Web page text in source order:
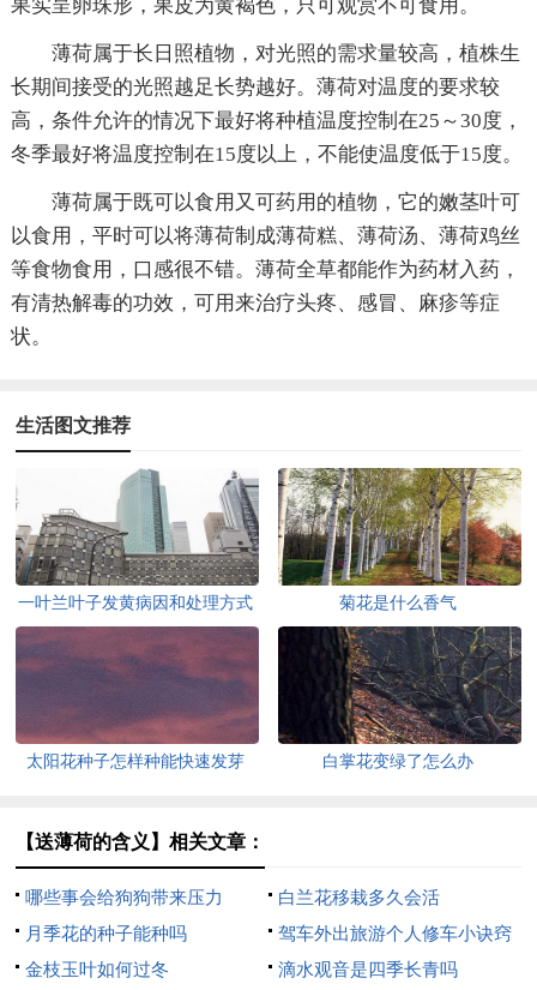
果实呈卵珠形，果皮为黄褐色，只可观赏不可食用。
薄荷属于长日照植物，对光照的需求量较高，植株生
长期间接受的光照越足长势越好。薄荷对温度的要求较
高，条件允许的情况下最好将种植温度控制在25～30度，
冬季最好将温度控制在15度以上，不能使温度低于15度。
薄荷属于既可以食用又可药用的植物，它的嫩茎叶可
以食用，平时可以将薄荷制成薄荷糕、薄荷汤、薄荷鸡丝
等食物食用，口感很不错。薄荷全草都能作为药材入药，
有清热解毒的功效，可用来治疗头疼、感冒、麻疹等症
状。
生活图文推荐
一叶兰叶子发黄病因和处理方式 菊花是什么香气
太阳花种子怎样种能快速发芽 白掌花变绿了怎么办
【送薄荷的含义】相关文章：
哪些事会给狗狗带来压力
白兰花移栽多久会活
月季花的种子能种吗
驾车外出旅游个人修车小诀窍
金枝玉叶如何过冬
滴水观音是四季长青吗